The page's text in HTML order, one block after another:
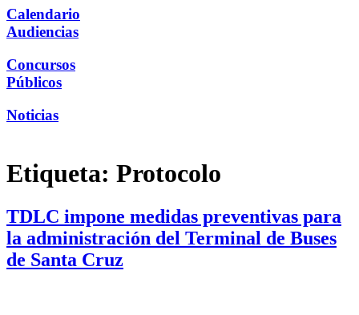
Calendario
Audiencias
Concursos
Públicos
Noticias
Etiqueta: Protocolo
TDLC impone medidas preventivas para
la administración del Terminal de Buses
de Santa Cruz